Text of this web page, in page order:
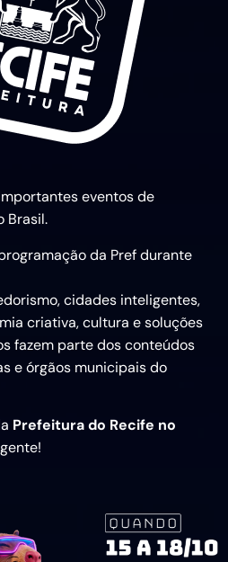
eventos de
Brasil.
da Pref durante
cidades inteligentes,
criativa, cultura e soluções
fazem parte dos conteúdos
e órgãos municipais do
Prefeitura do Recife no